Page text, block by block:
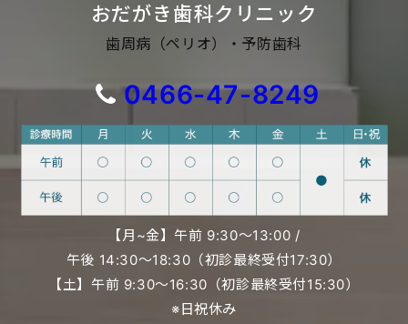
おだがき歯科クリニック
歯周病（ペリオ）・予防歯科
0466-47-8249
【月~金】午前 9:30〜13:00 /
午後 14:30〜18:30（初診最終受付17:30）
【土】午前 9:30〜16:30（初診最終受付15:30）
※日祝休み